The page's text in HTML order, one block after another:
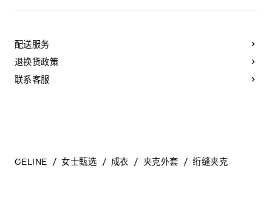
侧面开衩饰3枚镌刻CELINE字样的按扣
口袋饰1枚镌刻CELINE字样的按扣
法国制造
编号：RV12F1474.02ZK
配送服务
退换货政策
联系客服
CELINE 女士甄选 成衣 夹克外套 绗缝夹克